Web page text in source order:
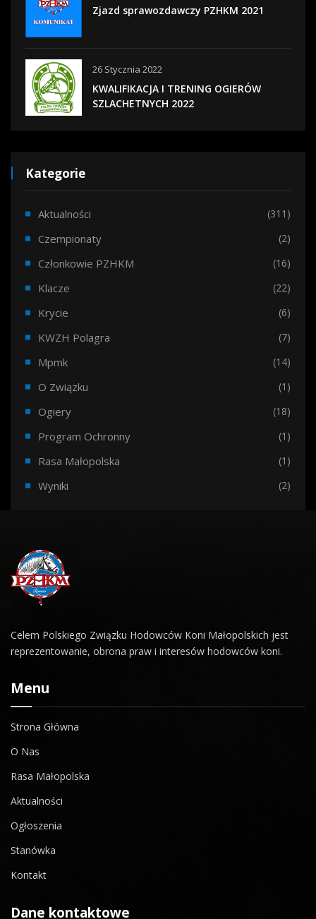
Zjazd sprawozdawczy PZHKM 2021
26 Stycznia 2022
KWALIFIKACJA I TRENING OGIERÓW
SZLACHETNYCH 2022
Kategorie
Aktualności (311)
Czempionaty (2)
Członkowie PZHKM (16)
Klacze (22)
Krycie (6)
KWZH Polagra (7)
Mpmk (14)
O Związku (1)
Ogiery (18)
Program Ochronny (1)
Rasa Małopolska (1)
Wyniki (2)
Celem Polskiego Związku Hodowców Koni Małopolskich jest
reprezentowanie, obrona praw i interesów hodowców koni.
Menu
Strona Główna
O Nas
Rasa Małopolska
Aktualności
Ogłoszenia
Stanówka
Kontakt
Dane kontaktowe